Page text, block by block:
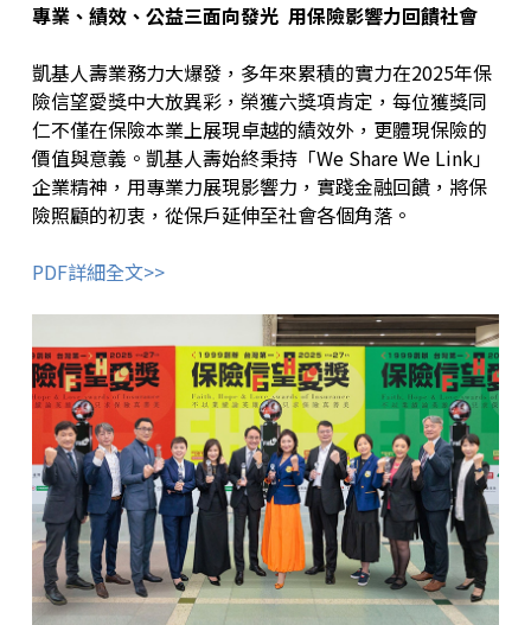
專業、績效、公益三面向發光 用保險影響力回饋社會
凱基人壽業務力大爆發，多年來累積的實力在2025年保
險信望愛獎中大放異彩，榮獲六獎項肯定，每位獲獎同
仁不僅在保險本業上展現卓越的績效外，更體現保險的
價值與意義。凱基人壽始終秉持「We Share We Link」
企業精神，用專業力展現影響力，實踐金融回饋，將保
險照顧的初衷，從保戶延伸至社會各個角落。
PDF詳細全文>>